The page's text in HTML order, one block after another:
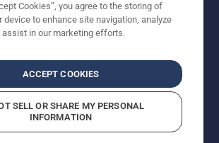
vejledende udsalgspriser. Der tages
og trykfejl samt prisændringer. Vi
have så nøjagtige oplysningerne på
som muligt. Alle anførte priser er
(inkl. moms), medmindre
vedr. beskyttelse af personlige oplysninger
Rapporter formodede overtrædelser
Cookies”, you agree to the storing of
device to enhance site navigation, analyze
assist in our marketing efforts.
ACCEPT COOKIES
SELL OR SHARE MY PERSONAL
INFORMATION